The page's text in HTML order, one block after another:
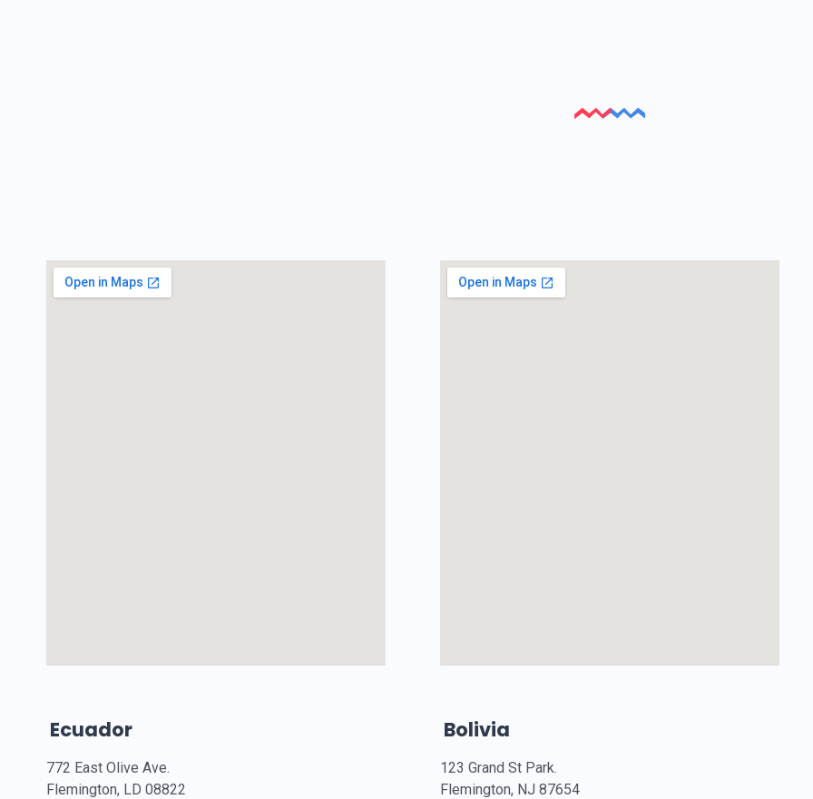
Ecuador
772 East Olive Ave.
Flemington, LD 08822
Bolivia
123 Grand St Park.
Flemington, NJ 87654